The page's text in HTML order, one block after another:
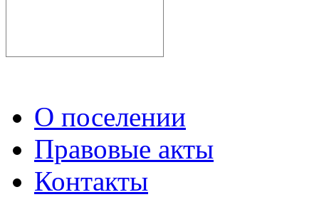
О поселении
Правовые акты
Контакты